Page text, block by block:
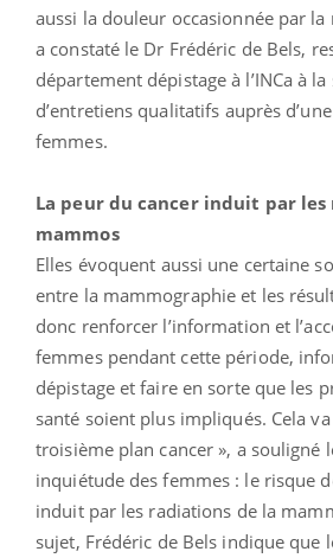
aussi la douleur occasionnée par
a constaté le Dr Frédéric de Bels,
département dépistage à l’INCa à
d’entretiens qualitatifs auprès
femmes.
La peur du cancer induit par
mammos
Elles évoquent aussi une certaine
entre la mammographie et les
donc renforcer l’information et
femmes pendant cette période,
dépistage et faire en sorte que les
santé soient plus impliqués. Cela
troisième plan cancer », a souligné
inquiétude des femmes : le risque
induit par les radiations de la
sujet, Frédéric de Bels indique que